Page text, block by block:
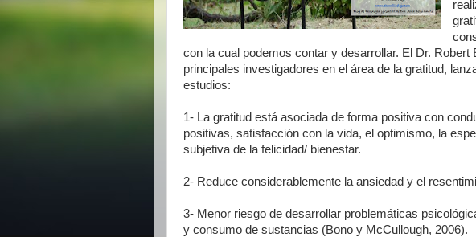
con la cual podemos contar y desarrollar. El Dr. Robert
principales investigadores en el área de la gratitud,
estudios:
1- La gratitud está asociada de forma positiva con
positivas, satisfacción con la vida, el optimismo, la
subjetiva de la felicidad/ bienestar.
2- Reduce considerablemente la ansiedad y el
3- Menor riesgo de desarrollar problemáticas
y consumo de sustancias (Bono y McCullough, 2006).